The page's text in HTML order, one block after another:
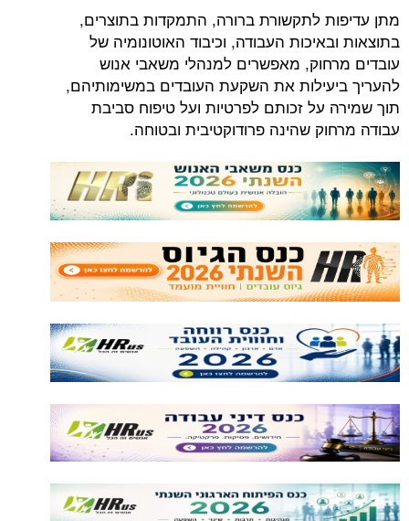
מתן עדיפות לתקשורת ברורה, התמקדות בתוצרים,
בתוצאות ובאיכות העבודה, וכיבוד האוטונומיה של
עובדים מרחוק, מאפשרים למנהלי משאבי אנוש
להעריך ביעילות את השקעת העובדים במשימותיהם,
תוך שמירה על זכותם לפרטיות ועל טיפוח סביבת
עבודה מרחוק שהינה פרודוקטיבית ובטוחה.